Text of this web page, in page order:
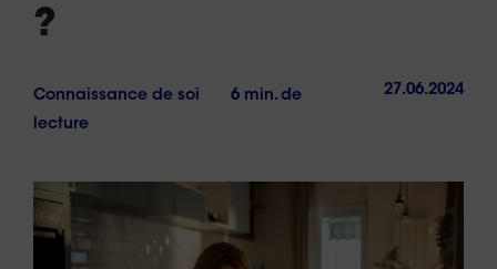
?
Connaissance de soi
6 min. de
lecture
27.06.2024